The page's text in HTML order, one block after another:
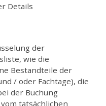
Details
der
wie die
Bestandteile der
/ oder Fachtage), die
der Buchung
tatsächlichen